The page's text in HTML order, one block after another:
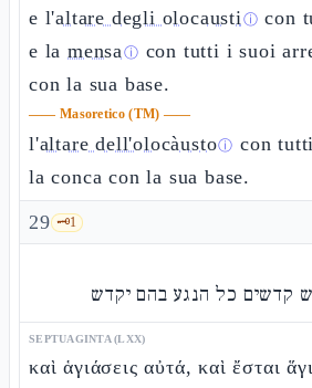
e l'altare degli olocaustiⓘ con
e la mensaⓘ con tutti i suoi
con la sua base.
—— Masoretico (TM) ——
l'altare dell'olocàustoⓘ con
la conca con la sua base.
29 🗝️1
קדשים כל הנגע בהם יקדש
SEPTUAGINTA (LXX)
καὶ ἁγιάσεις αὐτά, καὶ ἔσται